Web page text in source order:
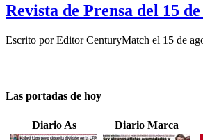
Revista de Prensa del 15
Escrito porEditor CenturyMatch el 15 de
Las portadas de hoy
Diario As Diario Marca